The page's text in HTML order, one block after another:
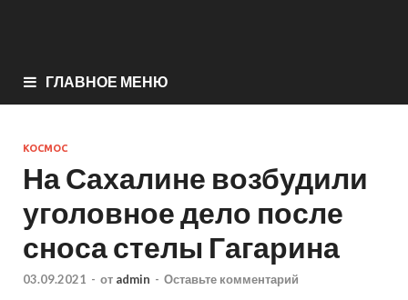
ГЛАВНОЕ МЕНЮ
КОСМОС
На Сахалине возбудили
уголовное дело после
сноса стелы Гагарина
03.09.2021 - от admin - Оставьте комментарий